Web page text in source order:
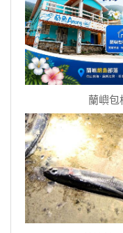
蘭嶼包